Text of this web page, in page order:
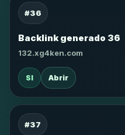
#36
Backlink generado 36
132.xg4ken.com
SI Abrir
#37